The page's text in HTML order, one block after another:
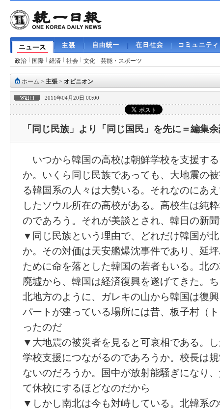
政治 国際 経済 社会 文化 芸能・スポーツ
ホーム > 主張> オピニオン
2011年04月20日 00:00
「同じ民族」より「同じ国民」を先に＝編集
いつから韓国の高校は朝鮮学校を支援す
か。いくら同じ民族であっても、大地震の
る韓国系の人々は大勢いる。それなのにあ
したソウル所在の高校がある。高校生は純
のであろう。それが美談とされ、韓日の新
▼同じ民族という理由で、どれだけ韓国が
か。その対価は天安艦爆沈事件であり、延
ために命を落とした韓国の若者もいる。北
廃墟から、韓国は経済復興を遂げてきた。
北地方のように、ガレキの山から韓国は復
パートが建っている場所には昔、板子村（
ったのだ
▼大地震の被災者を見ると可哀相である。
学校支援につながるのであろうか。校長は
ないのだろうか。国中が放射能騒ぎになり
て休校にするほどなのだから
▼しかし南北は今も対峙している。北韓系